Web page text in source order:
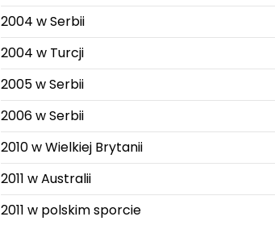
2004 w Serbii
2004 w Turcji
2005 w Serbii
2006 w Serbii
2010 w Wielkiej Brytanii
2011 w Australii
2011 w polskim sporcie